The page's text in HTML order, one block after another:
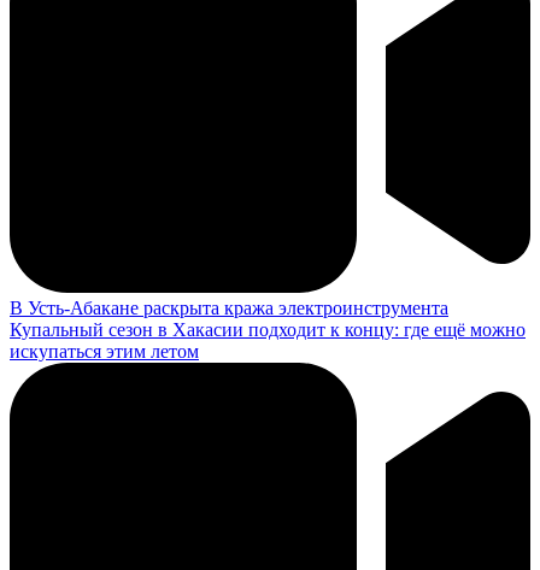
В Усть-Абакане раскрыта кража электроинструмента
Купальный сезон в Хакасии подходит к концу: где ещё можно
искупаться этим летом